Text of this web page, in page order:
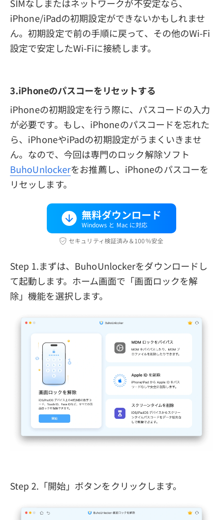
SIMなしまたはネットワークが不安定なら、
iPhone/iPadの初期設定ができないかもしれませ
ん。初期設定で前の手順に戻って、その他のWi-Fi
設定で安定したWi-Fiに接続します。
3.iPhoneのパスコーをリセットする
iPhoneの初期設定を行う際に、パスコードの入力
が必要です。もし、iPhoneのパスコードを忘れた
ら、iPhoneやiPadの初期設定がうまくいきませ
ん。なので、今回は専門のロック解除ソフト
BuhoUnlockerをお推薦し、iPhoneのパスコーを
リセッします。
無料ダウンロード
Windows と Mac に対応
セキュリティ検証済み＆100％安全
Step 1.まずは、BuhoUnlockerをダウンロードし
て起動します。ホーム画面で「画面ロックを解
除」機能を選択します。
Step 2.「開始」ボタンをクリックします。